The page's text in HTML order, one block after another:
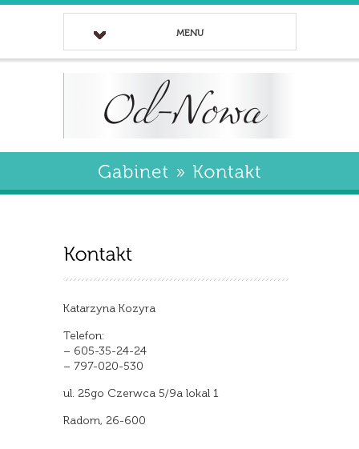
MENU
Katarzyna Kozyra
Telefon:
– 605-35-24-24
– 797-020-530
ul. 25go Czerwca 5/9a lokal 1
Radom, 26-600